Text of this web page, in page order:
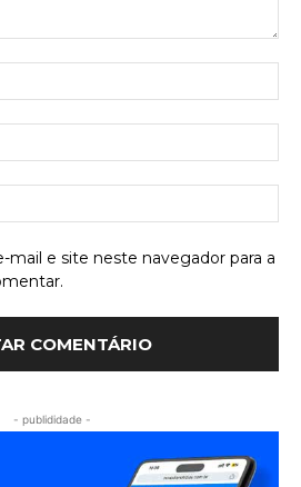
mail e site neste navegador para a
- publididade -